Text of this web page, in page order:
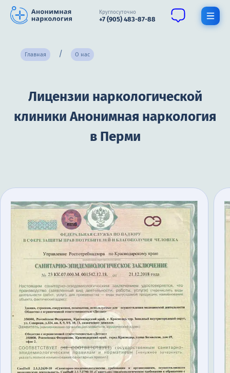
Круглосуточно
+7 (905) 483-87-88
Наркомания
Алкоголизм
Психиатрия
Цены
Терапия
Контакты
Круглосуточно, анонимно
+7 (905) 483-87-88
Адрес call-центра
Пермь, Луначарского, 87
Главная О нас
Лицензии наркологической
клиники Анонимная наркология
в Перми